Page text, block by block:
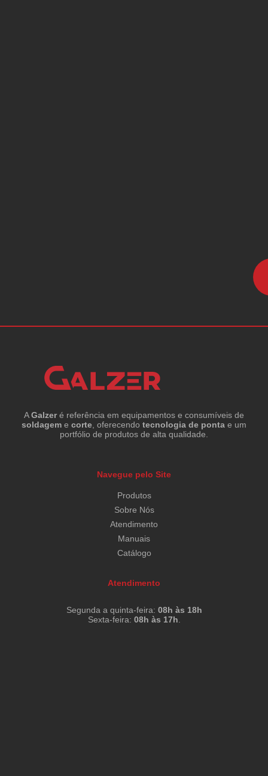
AGalzeré referência em equipamentos e consumíveis de
soldagem e corte , oferecendo tecnologia de ponta e um
portfólio de produtos de alta qualidade.
Navegue pelo Site
Produtos
Sobre Nós
Atendimento
Manuais
Catálogo
Atendimento
Segunda a quinta-feira: 08h às 18h
Sexta-feira: 08h às 17h